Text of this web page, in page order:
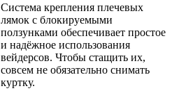
Система крепления плечевых
лямок с блокируемыми
ползунками обеспечивает простое
и надёжное использования
вейдерсов. Чтобы стащить их,
совсем не обязательно снимать
куртку.